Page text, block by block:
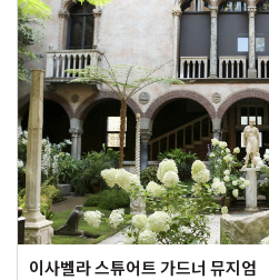
이사벨라 스튜어트 가드너 뮤지엄